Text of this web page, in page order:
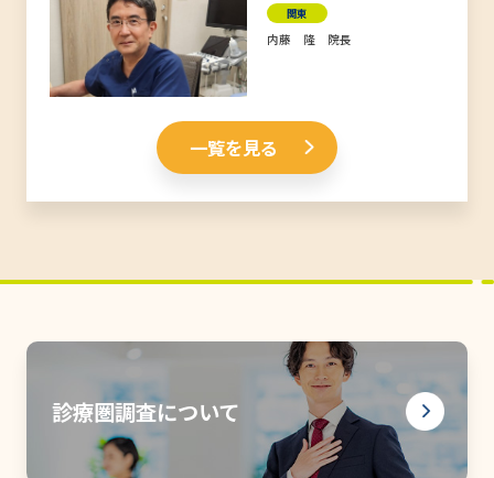
関東
内藤 隆 院長
一覧を見る
診療圏調査について